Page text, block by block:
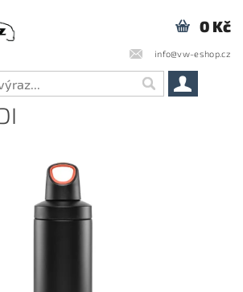
info@vw-eshop.cz
0 Kč